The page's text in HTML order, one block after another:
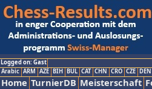
Logged on: Gast
Arabic ARM AZE BIH BUL CAT CHN CRO CZE DEN
Home TurnierDB Meisterschaft